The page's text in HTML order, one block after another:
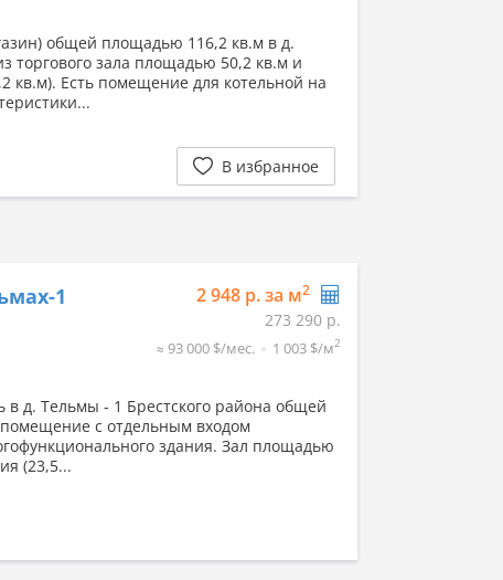
общей площадью 116,2 кв.м в д.
торгового зала площадью 50,2 кв.м и
кв.м). Есть помещение для котельной на
В избранное
1 2 948 р. за м2
273 290 р.
≈ 93 000 $/мес. 1 003 $/м2
в д. Тельмы - 1 Брестского района общей
с отдельным входом
здания. Зал площадью
(23,5...